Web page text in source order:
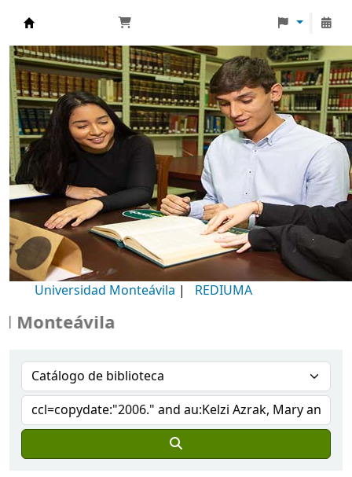
Biblioteca Universidad Monteávila
Universidad Monteávila | REDIUMA